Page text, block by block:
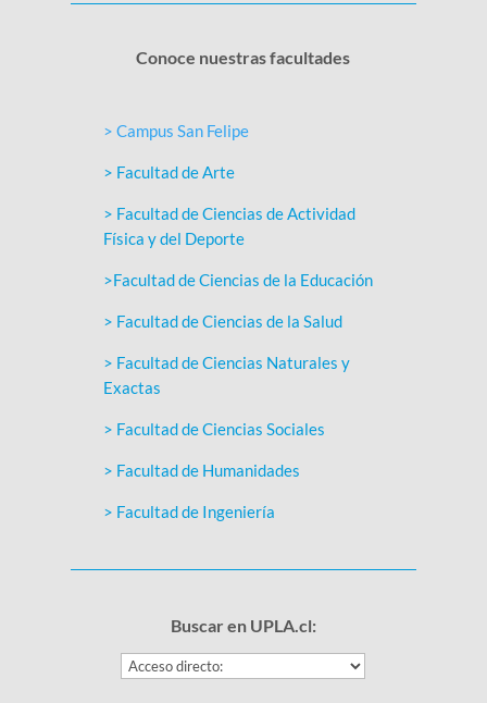
Conoce nuestras facultades
> Campus San Felipe
> Facultad de Arte
> Facultad de Ciencias de Actividad
Física y del Deporte
>Facultad de Ciencias de la Educación
> Facultad de Ciencias de la Salud
> Facultad de Ciencias Naturales y
Exactas
> Facultad de Ciencias Sociales
> Facultad de Humanidades
> Facultad de Ingeniería
Buscar en UPLA.cl: